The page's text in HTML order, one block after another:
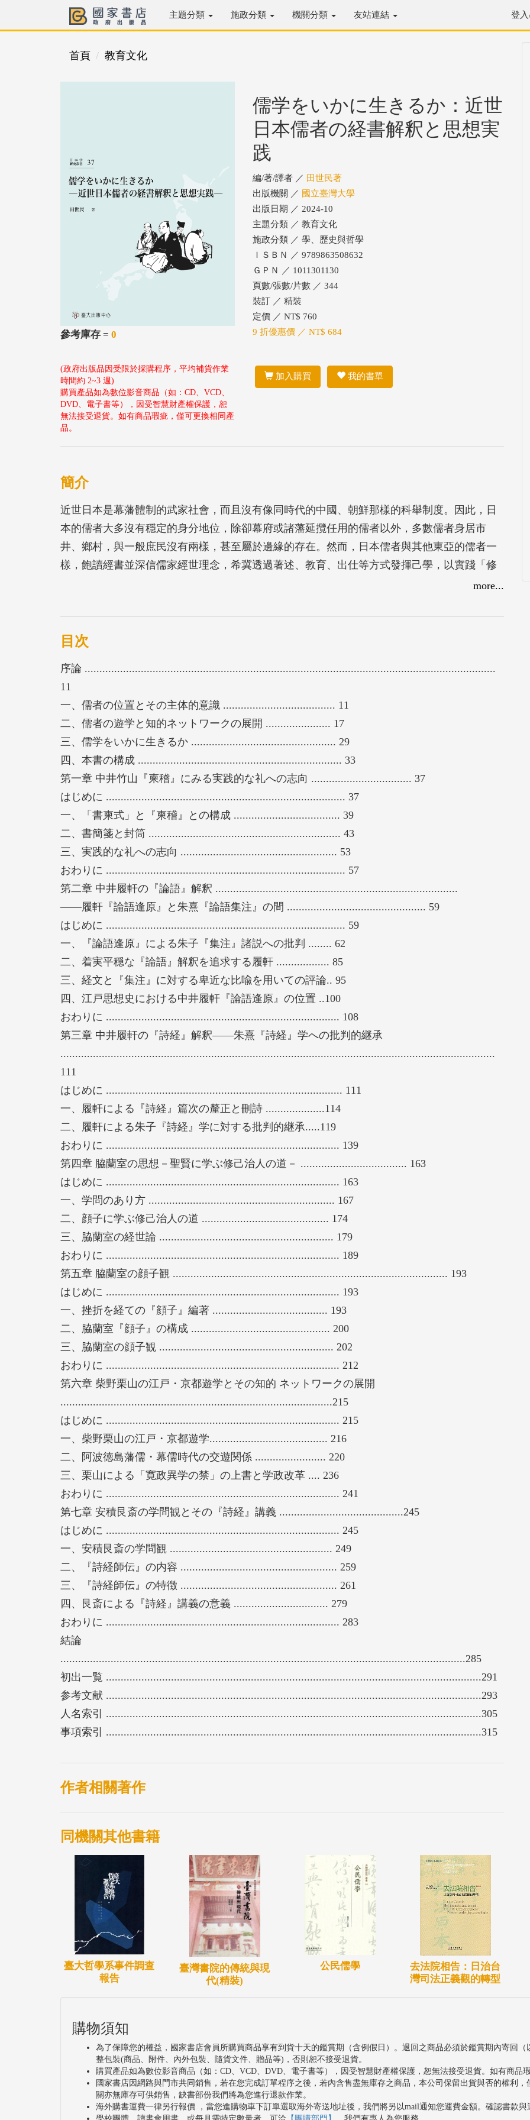
主題分類 施政分類 機關分類 友站連結 登
首頁 教育文化
參考庫存 = 0
(政府出版品因受限於採購程序，平均補貨作業
時間約 2~3 週)
購買產品如為數位影音商品（如：CD、VCD、
DVD、電子書等），因受智慧財產權保護，恕
無法接受退貨。如有商品瑕疵，僅可更換相同產
品。
儒学をいかに生きるか：近世
日本儒者の経書解釈と思想実
践
編/著/譯者 ／ 田世民著
出版機關 ／ 國立臺灣大學
出版日期 ／ 2024-10
主題分類 ／ 教育文化
施政分類 ／ 學、歷史與哲學
ＩＳＢＮ ／ 9789863508632
ＧＰＮ ／ 1011301130
頁數/張數/片數 ／ 344
裝訂 ／ 精裝
定價 ／ NT$ 760
9 折優惠價 ／ NT$ 684
加入購買 我的書單
簡介
近世日本是幕藩體制的武家社會，而且沒有像同時代的中國、朝鮮那樣的科舉制度。因此，日
本的儒者大多沒有穩定的身分地位，除卻幕府或諸藩延攬任用的儒者以外，多數儒者身居市
井、鄉村，與一般庶民沒有兩樣，甚至屬於邊緣的存在。然而，日本儒者與其他東亞的儒者一
樣，飽讀經書並深信儒家經世理念，希冀透過著述、教育、出仕等方式發揮己學，以實踐「修
己治人」之道。本書重視日本儒者這樣的主體意識，並帶入儒者的遊學及開展知性人際網絡的
想實踐以活出儒學。竹山著作《柬稽》以建立日用實踐禮儀；履軒以批判性繼承朱子學的立場
解釋《論語》及《詩經》；蘭室遊學懷德堂師從竹山，嚮往聖賢修己治人之道、高度評價顏
革之餘仍持續與文人儒士交遊；艮齋秉持以朱子學為主並兼容諸學的態度，從其《詩經》講學
可看出艮齋投注經學教育、啟迪後進的熱忱。這些儒者各自有其立場及生活方式，然而皆真摯
地看待學問，以此態度解釋經書、教育門生、乃至參與政治。
本書は、主に近世後期を生きた中井竹山、中井履軒、脇蘭室、柴野栗山、安積艮斎といった
儒者たちを取り上げて、彼らの経書解釈と思想実践のあり方を考察する。彼ら朱子学を学ん
だ儒者たちにとって、経書解釈はただ『論語』や『詩経』などの古典をめぐって、字義を読
み解くための学問的作業に止まるものではない。むしろ、聖人や先賢たちの言葉を自らの人
生において理解し、実生活での実践に直結するものであり、いわば経書解釈と思想実践は表
裏一体の関係にある。それは、とりもなおさず個人の気質変化から人倫円満の追求を含めた
事柄に関わらせて考える、人生としての学問である。まさしく儒学を生きるあり方にほかな
らない。日本の儒者たちはあくまで学問への追求を志向し、そして聖人の教えを人生の道し
るべとして己を修め人を治めようとした。儒者の道への意識である。彼らは学問塾を営み、
門弟を教育することによってそのような道への意識を次の世代へとつなげていった。
more...
目次
序論 ...........................................................................................................................................
11
一、儒者の位置とその主体的意識 ...................................... 11
二、儒者の遊学と知的ネットワークの展開 ...................... 17
三、儒学をいかに生きるか ................................................. 29
四、本書の構成 ..................................................................... 33
第一章 中井竹山『柬稽』にみる実践的な礼への志向 .................................. 37
はじめに ................................................................................. 37
一、「書柬式」と『柬稽』との構成 .................................... 39
二、書簡箋と封筒 ................................................................. 43
三、実践的な礼への志向 ..................................................... 53
おわりに ................................................................................. 57
第二章 中井履軒の『論語』解釈 ..................................................................................
――履軒『論語逢原』と朱熹『論語集注』の間 ............................................... 59
はじめに ................................................................................. 59
一、『論語逢原』による朱子『集注』諸説への批判 ........ 62
二、着実平穏な『論語』解釈を追求する履軒 .................. 85
三、経文と『集注』に対する卑近な比喩を用いての評論.. 95
四、江戸思想史における中井履軒『論語逢原』の位置 ..100
おわりに ............................................................................... 108
第三章 中井履軒の『詩経』解釈――朱熹『詩経』学への批判的継承
...................................................................................................................................................
111
はじめに ................................................................................ 111
一、履軒による『詩経』篇次の釐正と刪詩 ....................114
二、履軒による朱子『詩経』学に対する批判的継承.....119
おわりに ............................................................................... 139
第四章 脇蘭室の思想－聖賢に学ぶ修己治人の道－ .................................... 163
はじめに ............................................................................... 163
一、学問のあり方 ............................................................... 167
二、顔子に学ぶ修己治人の道 ........................................... 174
三、脇蘭室の経世論 ........................................................... 179
おわりに ............................................................................... 189
第五章 脇蘭室の顔子観 ............................................................................................. 193
はじめに ............................................................................... 193
一、挫折を経ての『顔子』編著 ....................................... 193
二、脇蘭室『顔子』の構成 ............................................... 200
三、脇蘭室の顔子観 ........................................................... 202
おわりに ............................................................................... 212
第六章 柴野栗山の江戸・京都遊学とその知的 ネットワークの展開
............................................................................................215
はじめに ............................................................................... 215
一、柴野栗山の江戸・京都遊学........................................ 216
二、阿波徳島藩儒・幕儒時代の交遊関係 ........................ 220
三、栗山による「寛政異学の禁」の上書と学政改革 .... 236
おわりに ............................................................................... 241
第七章 安積艮斎の学問観とその『詩経』講義 ..........................................245
はじめに ............................................................................... 245
一、安積艮斎の学問観 ....................................................... 249
二、『詩経師伝』の内容 ..................................................... 259
三、『詩経師伝』の特徴 ..................................................... 261
四、艮斎による『詩経』講義の意義 ................................ 279
おわりに ............................................................................... 283
結論
.........................................................................................................................................285
初出一覧 ...............................................................................................................................291
参考文献 ...............................................................................................................................293
人名索引 ...............................................................................................................................305
事項索引 ...............................................................................................................................315
作者相關著作
同機關其他書籍
臺大哲學系事件調查
報告
臺灣書院的傳統與現
代(精裝)
公民儒學
去法院相告：日治台
灣司法正義觀的轉型
購物須知
為了保障您的權益，國家書店會員所購買商品享有到貨十天的鑑賞期（含例假日）。退回之商品必須於鑑賞期內寄回
整包裝(商品、附件、內外包裝、隨貨文件、贈品等)，否則恕不接受退貨。
購買產品如為數位影音商品（如：CD、VCD、DVD、電子書等），因受智慧財產權保護，恕無法接受退貨。如有商品
國家書店因網路與門市共同銷售，若在您完成訂單程序之後，若內含售盡無庫存之商品，本公司保留出貨與否的權利
關亦無庫存可供銷售，缺書部份我們將為您進行退款作業。
海外購書運費一律另行報價 ，當您進購物車下訂單選取海外寄送地址後，我們將另以mail通知您運費金額。確認書款